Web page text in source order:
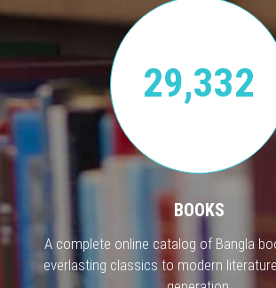
29,332
BOOKS
A complete online catalog of Bangla
everlasting classics to modern